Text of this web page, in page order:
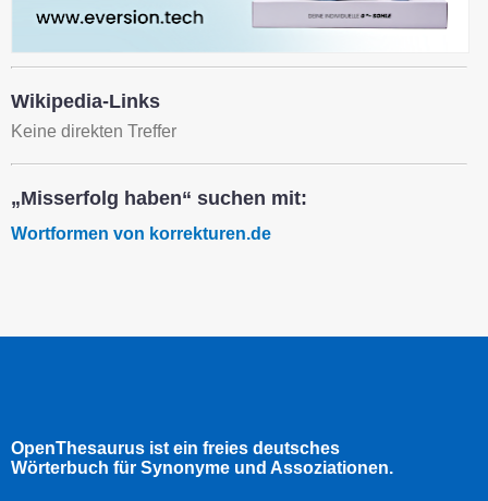
Wikipedia-Links
Keine direkten Treffer
„Misserfolg haben“ suchen mit:
Wortformen von korrekturen.de
OpenThesaurus ist ein freies deutsches
Wörterbuch für Synonyme und Assoziationen.